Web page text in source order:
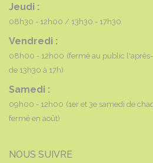
Jeudi :
08h30 - 12h00 13h30 - 17h30
Vendredi :
08h00 - 12h00 (fermé au public
de 13h30 à 17h)
Samedi :
09h00 - 12h00 (1er et 3e samedi de
fermé en août)
NOUS SUIVRE